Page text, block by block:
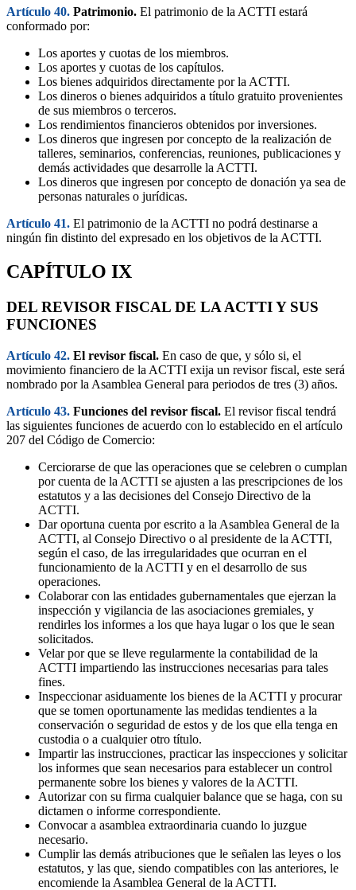
Artículo 40. Patrimonio. El patrimonio de la ACTTI estará
conformado por:
Los aportes y cuotas de los miembros.
Los aportes y cuotas de los capítulos.
Los bienes adquiridos directamente por la ACTTI.
Los dineros o bienes adquiridos a título gratuito provenientes
de sus miembros o terceros.
Los rendimientos financieros obtenidos por inversiones.
Los dineros que ingresen por concepto de la realización de
talleres, seminarios, conferencias, reuniones, publicaciones y
demás actividades que desarrolle la ACTTI.
Los dineros que ingresen por concepto de donación ya sea de
personas naturales o jurídicas.
Artículo 41. El patrimonio de la ACTTI no podrá destinarse a
ningún fin distinto del expresado en los objetivos de la ACTTI.
CAPÍTULO IX
DEL REVISOR FISCAL DE LA ACTTI Y SUS
FUNCIONES
Artículo 42. El revisor fiscal. En caso de que, y sólo si, el
movimiento financiero de la ACTTI exija un revisor fiscal, este será
nombrado por la Asamblea General para periodos de tres (3) años.
Artículo 43. Funciones del revisor fiscal. El revisor fiscal tendrá
las siguientes funciones de acuerdo con lo establecido en el artículo
207 del Código de Comercio:
Cerciorarse de que las operaciones que se celebren o cumplan
por cuenta de la ACTTI se ajusten a las prescripciones de los
estatutos y a las decisiones del Consejo Directivo de la
ACTTI.
Dar oportuna cuenta por escrito a la Asamblea General de la
ACTTI, al Consejo Directivo o al presidente de la ACTTI,
según el caso, de las irregularidades que ocurran en el
funcionamiento de la ACTTI y en el desarrollo de sus
operaciones.
Colaborar con las entidades gubernamentales que ejerzan la
inspección y vigilancia de las asociaciones gremiales, y
rendirles los informes a los que haya lugar o los que le sean
solicitados.
Velar por que se lleve regularmente la contabilidad de la
ACTTI impartiendo las instrucciones necesarias para tales
fines.
Inspeccionar asiduamente los bienes de la ACTTI y procurar
que se tomen oportunamente las medidas tendientes a la
conservación o seguridad de estos y de los que ella tenga en
custodia o a cualquier otro título.
Impartir las instrucciones, practicar las inspecciones y solicitar
los informes que sean necesarios para establecer un control
permanente sobre los bienes y valores de la ACTTI.
Autorizar con su firma cualquier balance que se haga, con su
dictamen o informe correspondiente.
Convocar a asamblea extraordinaria cuando lo juzgue
necesario.
Cumplir las demás atribuciones que le señalen las leyes o los
estatutos, y las que, siendo compatibles con las anteriores, le
encomiende la Asamblea General de la ACTTI.